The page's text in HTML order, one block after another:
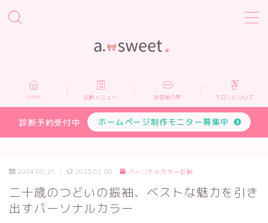
Home
診断メニュー
プロフィール
Home 診断メニュー お客様の声 サロンについて
診断予約受付中 ホームページ制作モニター募集中
2024.08.21 2025.02.08 パーソナルカラー診断
二十歳のつどいの振袖、ベストな魅力を引き
出すパーソナルカラー